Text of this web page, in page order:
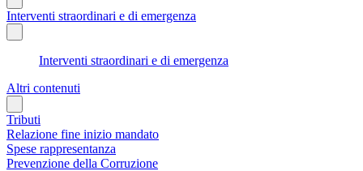
Interventi straordinari e di emergenza
Interventi straordinari e di emergenza
Altri contenuti
Tributi
Relazione fine inizio mandato
Spese rappresentanza
Prevenzione della Corruzione